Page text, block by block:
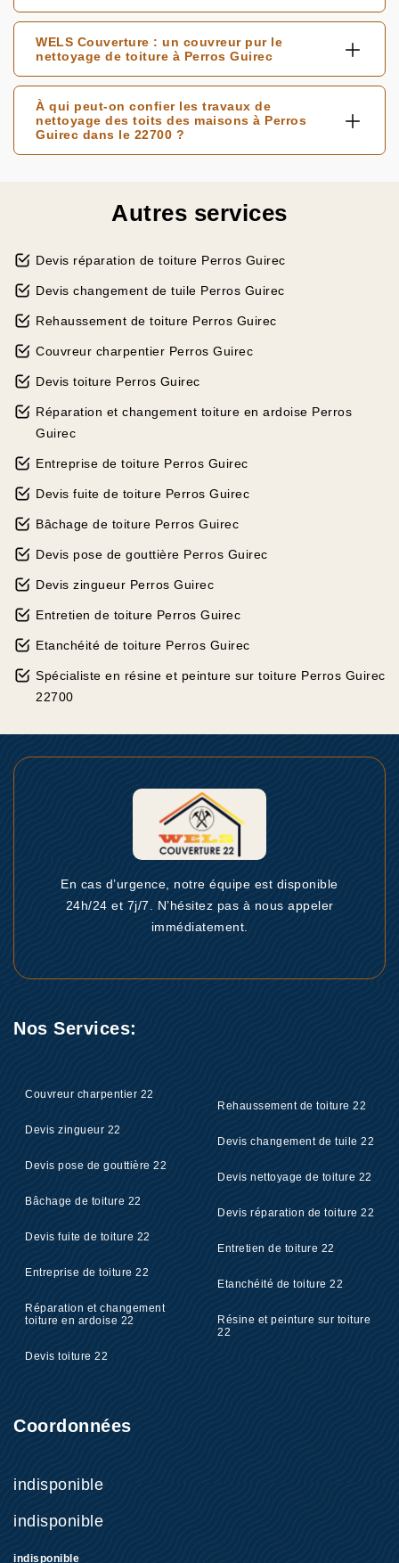
WELS Couverture : un couvreur pur le
nettoyage de toiture à Perros Guirec
À qui peut-on confier les travaux de
nettoyage des toits des maisons à Perros
Guirec dans le 22700 ?
Autres services
Devis réparation de toiture Perros Guirec
Devis changement de tuile Perros Guirec
Rehaussement de toiture Perros Guirec
Couvreur charpentier Perros Guirec
Devis toiture Perros Guirec
Réparation et changement toiture en ardoise Perros
Guirec
Entreprise de toiture Perros Guirec
Devis fuite de toiture Perros Guirec
Bâchage de toiture Perros Guirec
Devis pose de gouttière Perros Guirec
Devis zingueur Perros Guirec
Entretien de toiture Perros Guirec
Etanchéité de toiture Perros Guirec
Spécialiste en résine et peinture sur toiture Perros Guirec
22700
En cas d’urgence, notre équipe est disponible
24h/24 et 7j/7. N’hésitez pas à nous appeler
immédiatement.
Nos Services:
Couvreur charpentier 22
Devis zingueur 22
Devis pose de gouttière 22
Bâchage de toiture 22
Devis fuite de toiture 22
Entreprise de toiture 22
Réparation et changement
toiture en ardoise 22
Devis toiture 22
Rehaussement de toiture 22
Devis changement de tuile 22
Devis nettoyage de toiture 22
Devis réparation de toiture 22
Entretien de toiture 22
Etanchéité de toiture 22
Résine et peinture sur toiture
22
Coordonnées
indisponible
indisponible
indisponible